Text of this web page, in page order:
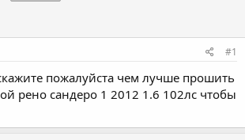
#1
пожалуйста чем лучше прошить
рено сандеро 1 2012 1.6 102лс чтобы